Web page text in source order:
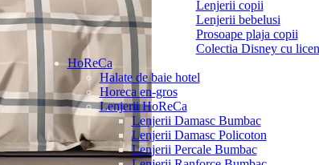
Lenjerii copii
Lenjerii bebelusi
Prosoape plaja copii
Colectia Disney cu
HoReCa
Halate de baie hotel
Horeca en-gros
Lenjerii HoReCa
Lenjerii Damasc Bumbac
Lenjerii Damasc Policoton
Lenjerii Percale Bumbac